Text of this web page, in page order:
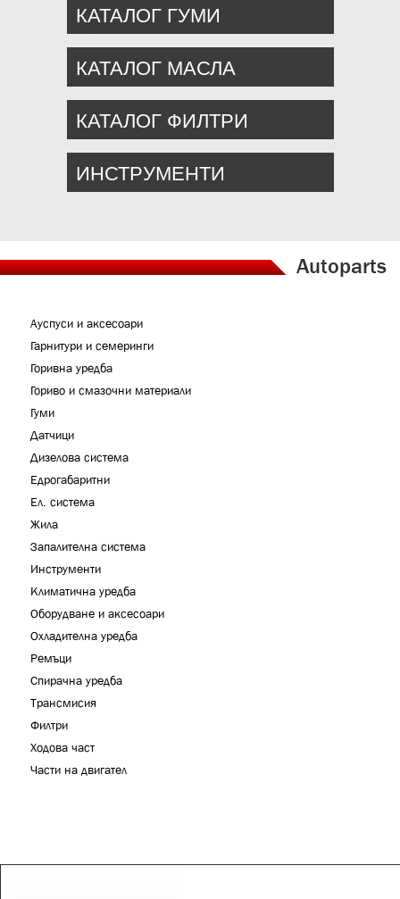
КАТАЛОГ ГУМИ
КАТАЛОГ МАСЛА
КАТАЛОГ ФИЛТРИ
ИНСТРУМЕНТИ
Autoparts
Ауспуси и аксесоари
Гарнитури и семеринги
Горивна уредба
Гориво и смазочни материали
Гуми
Датчици
Дизелова система
Едрогабаритни
Ел. система
Жила
Запалителна система
Инструменти
Климатична уредба
Оборудване и аксесоари
Охладителна уредба
Ремъци
Спирачна уредба
Трансмисия
Филтри
Ходова част
Части на двигател